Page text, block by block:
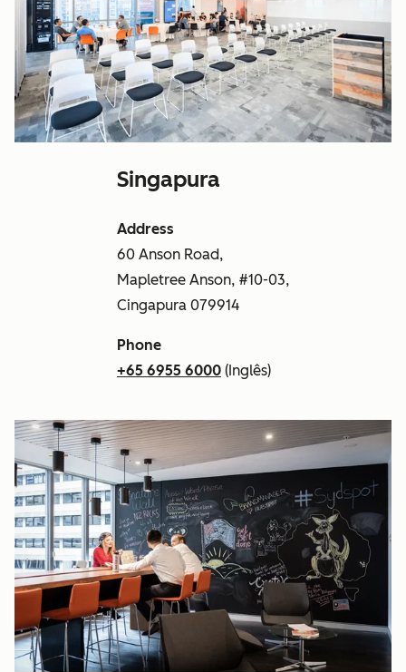
Singapura
Address
60 Anson Road,
Mapletree Anson, #10-03,
Cingapura 079914
Phone
+65 6955 6000 (Inglês)